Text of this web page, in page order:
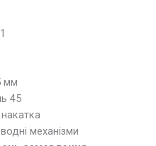
мм
45
механізми